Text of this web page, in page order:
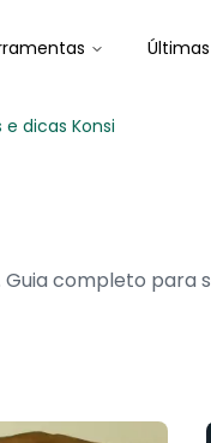
dicas Konsi
completo